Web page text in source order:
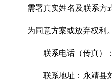
需署真实姓名及联系方
为同意方案或放弃权利。
联系电话（传真）
联系地址：永靖县